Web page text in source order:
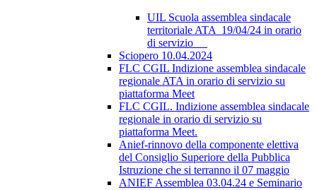
UIL Scuola assemblea sindacale
territoriale ATA 19/04/24 in orario
di servizio
Sciopero 10.04.2024
FLC CGIL Indizione assemblea sindacale
regionale ATA in orario di servizio su
piattaforma Meet
FLC CGIL. Indizione assemblea sindacale
regionale in orario di servizio su
piattaforma Meet.
Anief-rinnovo della componente elettiva
del Consiglio Superiore della Pubblica
Istruzione che si terranno il 07 maggio
ANIEF Assemblea 03.04.24 e Seminario